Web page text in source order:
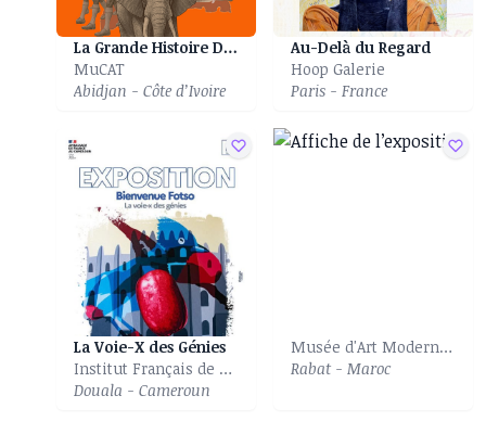
La Grande Histoire Des Eléphants
MuCAT
Abidjan - Côte d’Ivoire
Au-Delà du Regard
Hoop Galerie
Paris - France
La Voie-X des Génies
Institut Français de Douala
Douala - Cameroun
Musée d'Art Moderne et Contemporain
Rabat - Maroc